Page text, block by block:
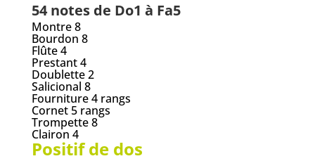
54 notes de Do1 à Fa5
Montre 8
Bourdon 8
Flûte 4
Prestant 4
Doublette 2
Salicional 8
Fourniture 4 rangs
Cornet 5 rangs
Trompette 8
Clairon 4
Positif de dos